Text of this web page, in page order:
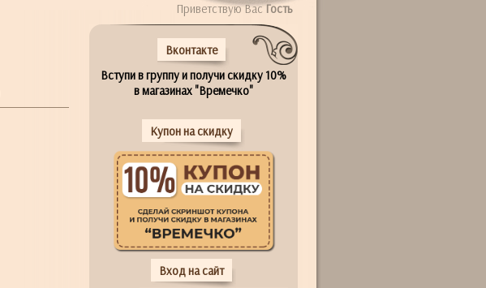
Приветствую ВасГость
Вконтакте
Вступи в группу и получи скидку 10%
в магазинах "Времечко"
Купон на скидку
Вход на сайт